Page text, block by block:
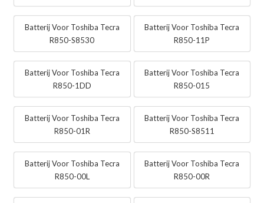
Batterij Voor Toshiba Tecra
R850-S8530
Batterij Voor Toshiba Tecra
R850-11P
Batterij Voor Toshiba Tecra
R850-1DD
Batterij Voor Toshiba Tecra
R850-015
Batterij Voor Toshiba Tecra
R850-01R
Batterij Voor Toshiba Tecra
R850-S8511
Batterij Voor Toshiba Tecra
R850-00L
Batterij Voor Toshiba Tecra
R850-00R